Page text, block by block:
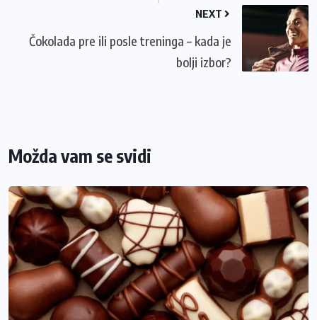
NEXT
Čokolada pre ili posle treninga – kada je
bolji izbor?
Možda vam se svidi